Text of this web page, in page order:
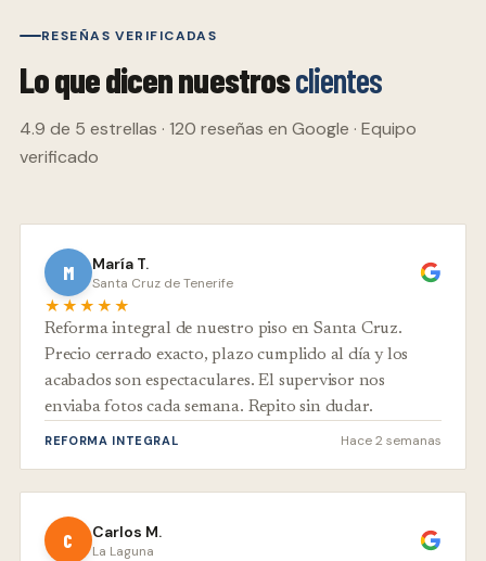
RESEÑAS VERIFICADAS
Lo que dicen nuestrosclientes
4.9 de 5 estrellas · 120 reseñas en Google · Equipo
verificado
M María T.
Santa Cruz de Tenerife
★★★★★
Reforma integral de nuestro piso en Santa Cruz.
Precio cerrado exacto, plazo cumplido al día y los
acabados son espectaculares. El supervisor nos
enviaba fotos cada semana. Repito sin dudar.
REFORMA INTEGRAL Hace 2 semanas
C Carlos M.
La Laguna